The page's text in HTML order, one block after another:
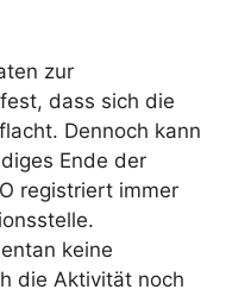
zur
dass sich die
Dennoch kann
Ende der
registriert immer
keine
die Aktivität noch